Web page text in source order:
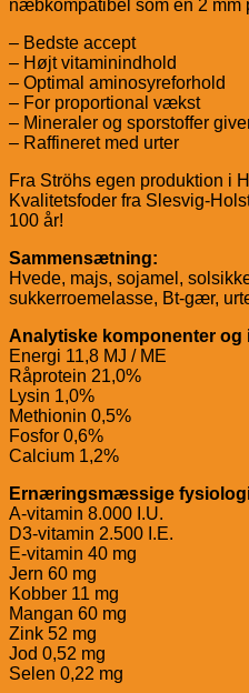
næbkompatibel som en 2 mm
– Bedste accept
– Højt vitaminindhold
– Optimal aminosyreforhold
– For proportional vækst
– Mineraler og sporstoffer
– Raffineret med urter
Fra Ströhs egen produktion i
Kvalitetsfoder fra Slesvig-
100 år!
Sammensætning:
Hvede, majs, sojamel,
sukkerroemelasse, Bt-gær,
Analytiske komponenter og
Energi 11,8 MJ / ME
Råprotein 21,0%
Lysin 1,0%
Methionin 0,5%
Fosfor 0,6%
Calcium 1,2%
Ernæringsmæssige
A-vitamin 8.000 I.U.
D3-vitamin 2.500 I.E.
E-vitamin 40 mg
Jern 60 mg
Kobber 11 mg
Mangan 60 mg
Zink 52 mg
Jod 0,52 mg
Selen 0,22 mg